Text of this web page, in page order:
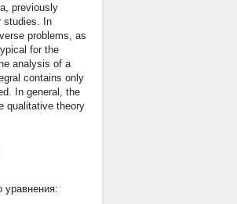
previously
studies. In
problems, as
for the
analysis of a
contains only
In general, the
qualitative theory
уравнения: